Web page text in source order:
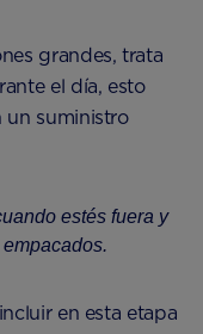
grandes, trata
el día, esto
un suministro
estés fuera y
en esta etapa